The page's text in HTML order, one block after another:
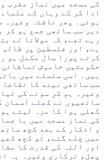
کی مسجد میں نماز مغرب
ادا کر کے وہاں کے
ہوئی۔ پھر ناشتہ وغیرہ
دیر سب ساتھی جمع ہو کر
ہے، اور فلسطین پر ظالم
کرتے پورا سال مکمل ہو
حکومتیں خاموش
ہیں۔ اسی سلسلے میں
سب ساتھی نیند کا
وغیرہ ہو کر سونے کی
ساتھیوں نے کھلے آسمان
کھلی ہوا کا مزہ لیتے
کی نماز مسجد میں با
و اذکار کے بعد کچھ
میں چلے گئے، تو کچھ
اور اللہ کی قدرت کا
پھل، ترکاری وغیرہ بہ